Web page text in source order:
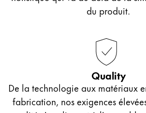
LAMY joy AL.
peuvent laisser libre cours à leur
cartouches d'encre ou même un
Si vous cherchez un cadeau pour
âgés, en terminale ou à l'université,
recommandons nos stylos à bille
gravure personnalisée. Ils
du produit.
Quality
De la technologie aux matériaux
fabrication, nos exigences